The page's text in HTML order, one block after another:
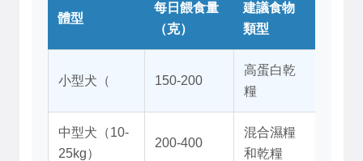
體型
每日餵食量
（克）
建議食物
類型
小型犬（ 150-200
高蛋白乾
糧
中型犬（10-
25kg）
200-400
混合濕糧
和乾糧